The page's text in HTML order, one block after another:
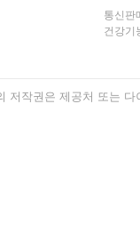
통신판
건강기
저작권은 제공처 또는